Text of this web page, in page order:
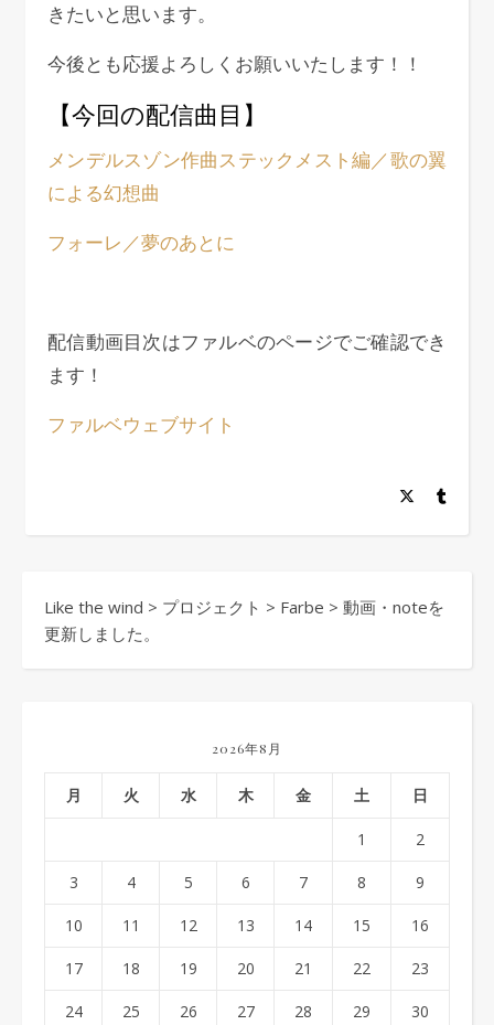
きたいと思います。
今後とも応援よろしくお願いいたします！！
【今回の配信曲目】
メンデルスゾン作曲ステックメスト編／歌の翼
による幻想曲
フォーレ／夢のあとに
配信動画目次はファルベのページでご確認でき
ます！
ファルベウェブサイト
Like the wind > プロジェクト > Farbe > 動画・noteを
更新しました。
2026年8月
月 火 水 木 金 土 日
1 2
3 4 5 6 7 8 9
10 11 12 13 14 15 16
17 18 19 20 21 22 23
24 25 26 27 28 29 30